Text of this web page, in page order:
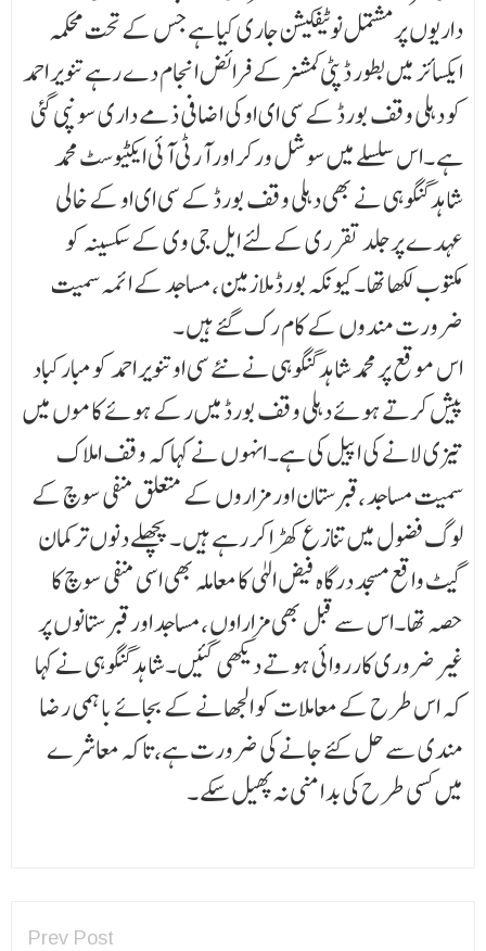
داریوں پر مشتمل نوٹیفکیشن جاری کیا ہے جس کے تحت محکمہ
ایکسائز میں بطور ڈپٹی کمشنر کے فرائض انجام دے رہے تنویر احمد
کو دہلی وقف بورڈ کے سی ای او کی اضافی ذمے داری سونپی گئی
ہے ۔اس سلسلے میں سوشل ورکر اور آرٹی آئی ایکٹیوسٹ محمد
شاہد گنگوہی نے بھی دہلی وقف بورڈ کے سی ای او کے خالی
عہدے پرجلد تقرری کے لئے ایل جی وی کے سکسینہ کو
مکتوب لکھا تھا ۔کیونکہ بورڈ ملازمین ،مساجد کے ائمہ سمیت
ضرورت مندوں کے کام رک گئے ہیں ۔
اس موقع پر محمد شاہد گنگوہی نے نئے سی او تنویر احمد کو مبارکباد
پیش کرتے ہوئے دہلی وقف بورڈ میں رکے ہوئے کاموں میں
تیزی لانے کی اپیل کی ہے۔انہوں نے کہا کہ وقف املاک
سمیت مساجد ،قبرستان اور مزاروں کے متعلق منفی سوچ کے
لوگ فضول میں تنازع کھڑا کر رہے ہیں ۔پچھلے دنوں ترکمان
گیٹ واقع مسجد درگاہ فیض الہٰی کا معاملہ بھی اسی منفی سوچ کا
حصہ تھا ۔اس سے قبل بھی مزاراوں ،مساجد اور قبر ستانوں پر
غیر ضروری کارروائی ہوتے دیکھی گئیں۔شاہد گنگوہی نے کہا
کہ اس طرح کے معاملات کو الجھانے کے بجائے باہمی رضا
مندی سے حل کئے جانے کی ضرورت ہے،تاکہ معاشرے
میں کسی طر ح کی بد امنی نہ پھیل سکے ۔
Prev Post